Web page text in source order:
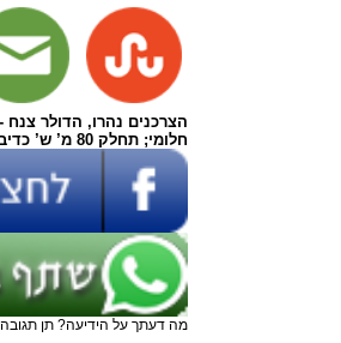
הצרכנים נהרו, הדולר
חלומי; תחלק 80 מ’ ש’ כדיבידנד
מה דעתך על הידיעה? תן